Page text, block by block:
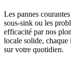
Les pannes
sous-sink ou les
efficacité par nos
locale solide,
sur votre quotidien.